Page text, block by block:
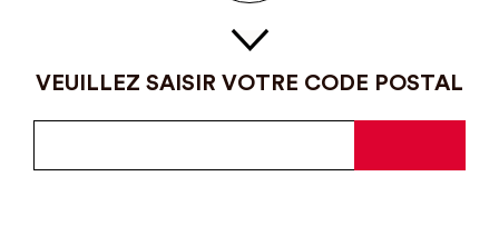
VEUILLEZ SAISIR VOTRE CODE POSTAL